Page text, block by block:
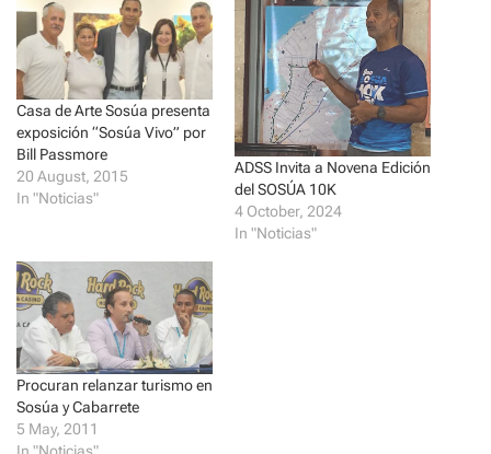
r
e
o
n
w
i
t
t
e
r
O
p
e
n
e
w
w
i
n
d
o
w
)
r
e
o
F
a
c
e
b
o
k
i
n
n
e
w
w
i
n
d
o
w
Casa de Arte Sosúa presenta
exposición “Sosúa Vivo” por
Bill Passmore
20 August, 2015
In "Noticias"
ADSS Invita a Novena Edición
del SOSÚA 10K
4 October, 2024
In "Noticias"
Procuran relanzar turismo en
Sosúa y Cabarrete
5 May, 2011
In "Noticias"